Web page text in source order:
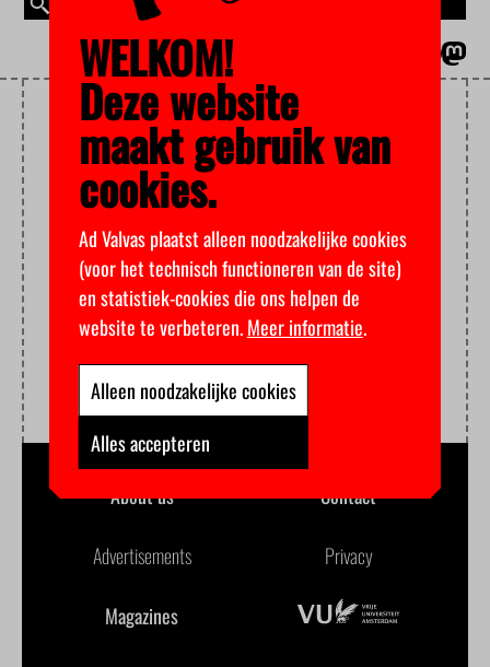
MAGAZINE
NEVENFUNCTIES
About us Contact
Advertisements Privacy
Magazines
WELKOM!
Deze website
maakt gebruik van
cookies.
Ad Valvas plaatst alleen noodzakelijke cookies
(voor het technisch functioneren van de site)
en statistiek-cookies die ons helpen de
website te verbeteren.Meer informatie.
Alleen noodzakelijke cookies
Alles accepteren